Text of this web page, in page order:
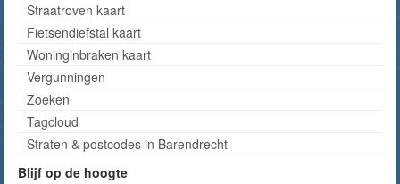
Straatroven kaart
Fietsendiefstal kaart
Woninginbraken kaart
Vergunningen
Zoeken
Tagcloud
Straten & postcodes in Barendrecht
Blijf op de hoogte